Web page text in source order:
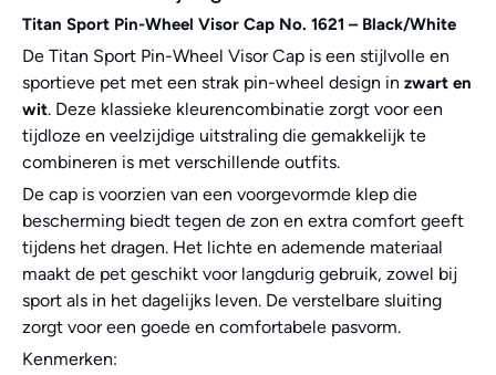
Titan Sport Pin-Wheel Visor Cap No. 1621 – Black/White
De Titan Sport Pin-Wheel Visor Cap is een stijlvolle en
sportieve pet met een strak pin-wheel design in zwart en
wit. Deze klassieke kleurencombinatie zorgt voor een
tijdloze en veelzijdige uitstraling die gemakkelijk te
combineren is met verschillende outfits.
De cap is voorzien van een voorgevormde klep die
bescherming biedt tegen de zon en extra comfort geeft
tijdens het dragen. Het lichte en ademende materiaal
maakt de pet geschikt voor langdurig gebruik, zowel bij
sport als in het dagelijks leven. De verstelbare sluiting
zorgt voor een goede en comfortabele pasvorm.
Kenmerken: